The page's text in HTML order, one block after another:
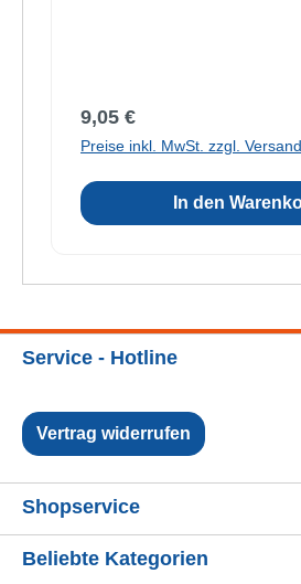
Regulärer Preis:
9,05 €
Preise inkl. MwSt. zzgl.
In den
Service - Hotline
Vertrag widerrufen
Shopservice
Beliebte Kategorien